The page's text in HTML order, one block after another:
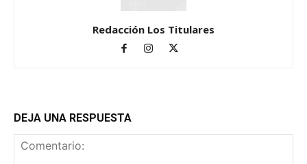
Redacción Los Titulares
DEJA UNA RESPUESTA